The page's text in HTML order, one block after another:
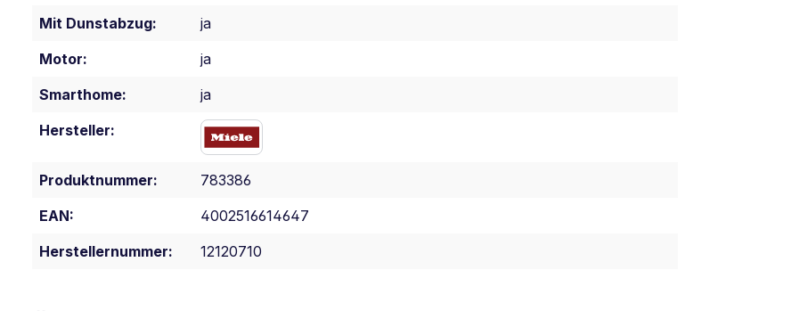
Mit Dunstabzug:
ja
Motor:
ja
Smarthome:
ja
Hersteller:
Produktnummer:
783386
EAN:
4002516614647
Herstellernummer:
12120710